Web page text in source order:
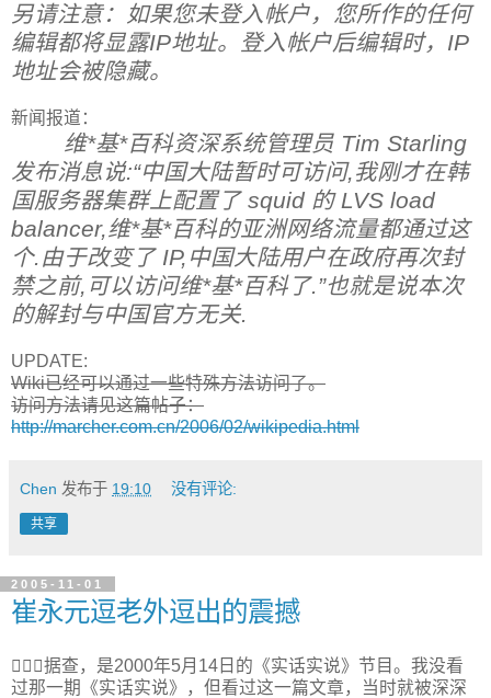
另请注意：如果您未登入帐户，您所作的任何
编辑都将显露IP地址。登入帐户后编辑时，IP
地址会被隐藏。
新闻报道：
维*基*百科资深系统管理员 Tim Starling
发布消息说:“中国大陆暂时可访问,我刚才在韩
国服务器集群上配置了 squid 的 LVS load
balancer,维*基*百科的亚洲网络流量都通过这
个.由于改变了 IP,中国大陆用户在政府再次封
禁之前,可以访问维*基*百科了.”也就是说本次
的解封与中国官方无关.
UPDATE:
Wiki已经可以通过一些特殊方法访问了。
访问方法请见这篇帖子：
http://marcher.com.cn/2006/02/wikipedia.html
Chen 发布于 19:10 没有评论:
共享
2005-11-01
崔永元逗老外逗出的震撼
据查，是2000年5月14日的《实话实说》节目。我没看
过那一期《实话实说》，但看过这一篇文章，当时就被深深